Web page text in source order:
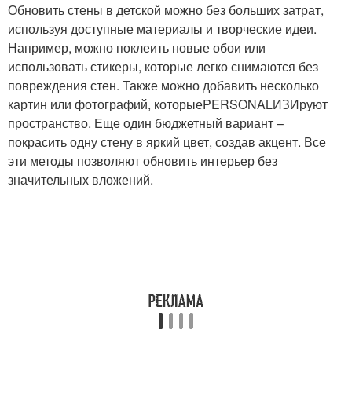
Обновить стены в детской можно без больших затрат,
используя доступные материалы и творческие идеи.
Например, можно поклеить новые обои или
использовать стикеры, которые легко снимаются без
повреждения стен. Также можно добавить несколько
картин или фотографий, которыеPERSONALИЗИруют
пространство. Еще один бюджетный вариант –
покрасить одну стену в яркий цвет, создав акцент. Все
эти методы позволяют обновить интерьер без
значительных вложений.